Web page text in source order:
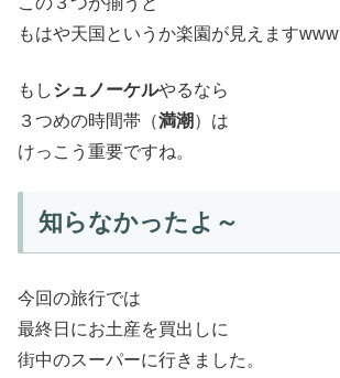
もはや天国というか楽園が見えますwww
もしシュノーケルやるなら
３つめの時間帯（満潮 ）は
けっこう重要ですね。
知らなかったよ～
今回の旅行では
最終日にお土産を買出しに
街中のスーパーに行きました。